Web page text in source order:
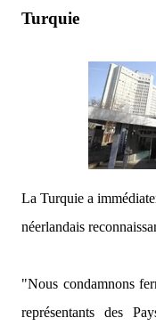
Turquie
La Turquie a
néerlandais
"Nous condamnons
représentants des